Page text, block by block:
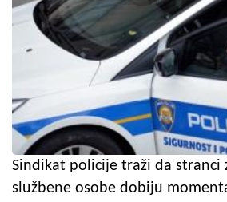
Sindikat policije traži da stranci
službene osobe dobiju